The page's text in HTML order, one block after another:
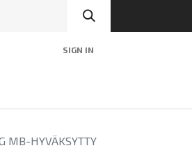
SIGN IN
MB-HYVÄKSYTTY